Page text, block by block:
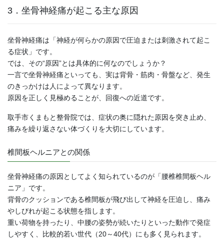
3．坐骨神経痛が起こる主な原因
坐骨神経痛は「神経が何らかの原因で圧迫または刺激されて起こ
る症状」です。
では、その“原因”とは具体的に何なのでしょうか？
一言で坐骨神経痛といっても、実は背骨・筋肉・骨盤など、発生
のきっかけは人によって異なります。
原因を正しく見極めることが、回復への近道です。
取手市くまもと整骨院では、症状の奥に隠れた原因を突き止め、
痛みを繰り返さない体づくりを大切にしています。
椎間板ヘルニアとの関係
坐骨神経痛の原因としてよく知られているのが「腰椎椎間板ヘル
ニア」です。
背骨のクッションである椎間板が飛び出して神経を圧迫し、痛み
やしびれが起こる状態を指します。
重い荷物を持ったり、中腰の姿勢が続いたりといった動作で発症
しやすく、比較的若い世代（20～40代）にも多く見られます。